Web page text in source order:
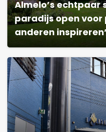
Almelo’s echtpaar
paradijs open voor
anderen inspireren’